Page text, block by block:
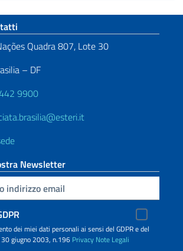
footer
Quadra 807, Lote 30
– DF
9900
Newsletter
dei miei dati personali ai sensi del GDPR e del
giugno 2003, n.196 Privacy Note Legali